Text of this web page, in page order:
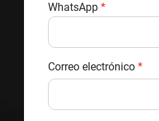
WhatsApp *
Correo electrónico *